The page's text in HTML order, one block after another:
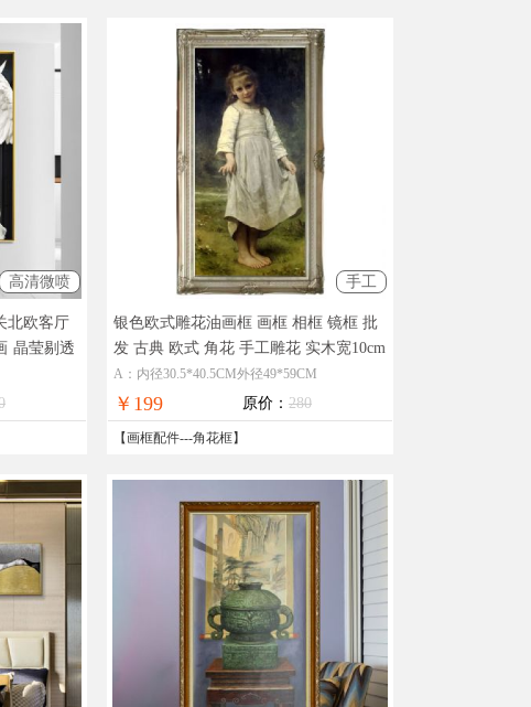
高清微喷
北欧客厅
晶莹剔透
退换
手工
银色欧式雕花油画框 画框 相框 镜框 批
发 古典 欧式 角花 手工雕花 实木宽10cm
厚5cm 厂家直销，实物拍摄，在线支
付，全国免邮
A：内径30.5*40.5CM外径49*59CM
￥199 原价： 280
【画框配件---角花框】